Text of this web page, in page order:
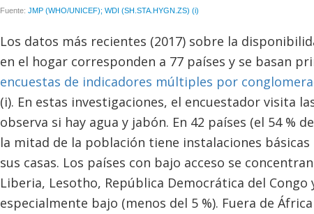
Los datos más recientes (2017) sobre la
en el hogar corresponden a 77 países y se basan
encuestas de indicadores múltiples por
(i). En estas investigaciones, el encuestador visita
observa si hay agua y jabón. En 42 países (el 54 %
la mitad de la población tiene instalaciones
sus casas. Los países con bajo acceso se
Liberia, Lesotho, República Democrática del Congo
especialmente bajo (menos del 5 %). Fuera de